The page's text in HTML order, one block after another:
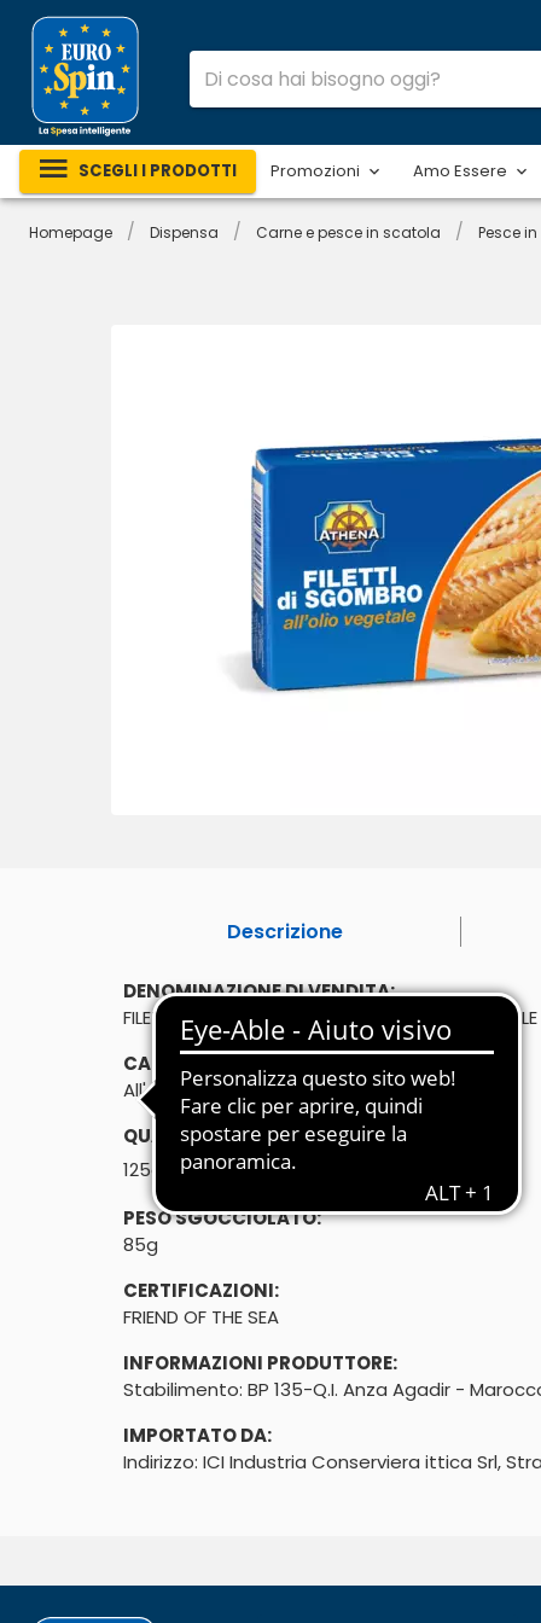
SCEGLI I PRODOTTI Promozioni Amo Essere
Homepage / Dispensa / Carne e pesce in scatola / Pesce
Descrizione
DENOMINAZIONE DI VENDITA:
FILETTI DI SGOMBRO ALL'OLIO DI SEMI DI GIRASOLE
CARATTERISTICHE:
All'olio vegetale
QUANTITÀ:
125g
℮
PESO SGOCCIOLATO:
85g
CERTIFICAZIONI:
FRIEND OF THE SEA
INFORMAZIONI PRODUTTORE:
Stabilimento: BP 135-Q.I. Anza Agadir -
IMPORTATO DA:
Indirizzo: ICI Industria Conserviera ittica Srl,